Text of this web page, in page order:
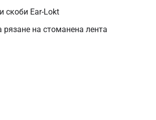
скоби Ear-Lokt
на стоманена лента